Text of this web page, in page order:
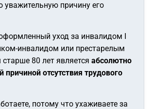
уважительную причину его
уход за инвалидом I
инвалидом или престарелым
80 лет является абсолютно
причиной отсутствия трудового
потому что ухаживаете за